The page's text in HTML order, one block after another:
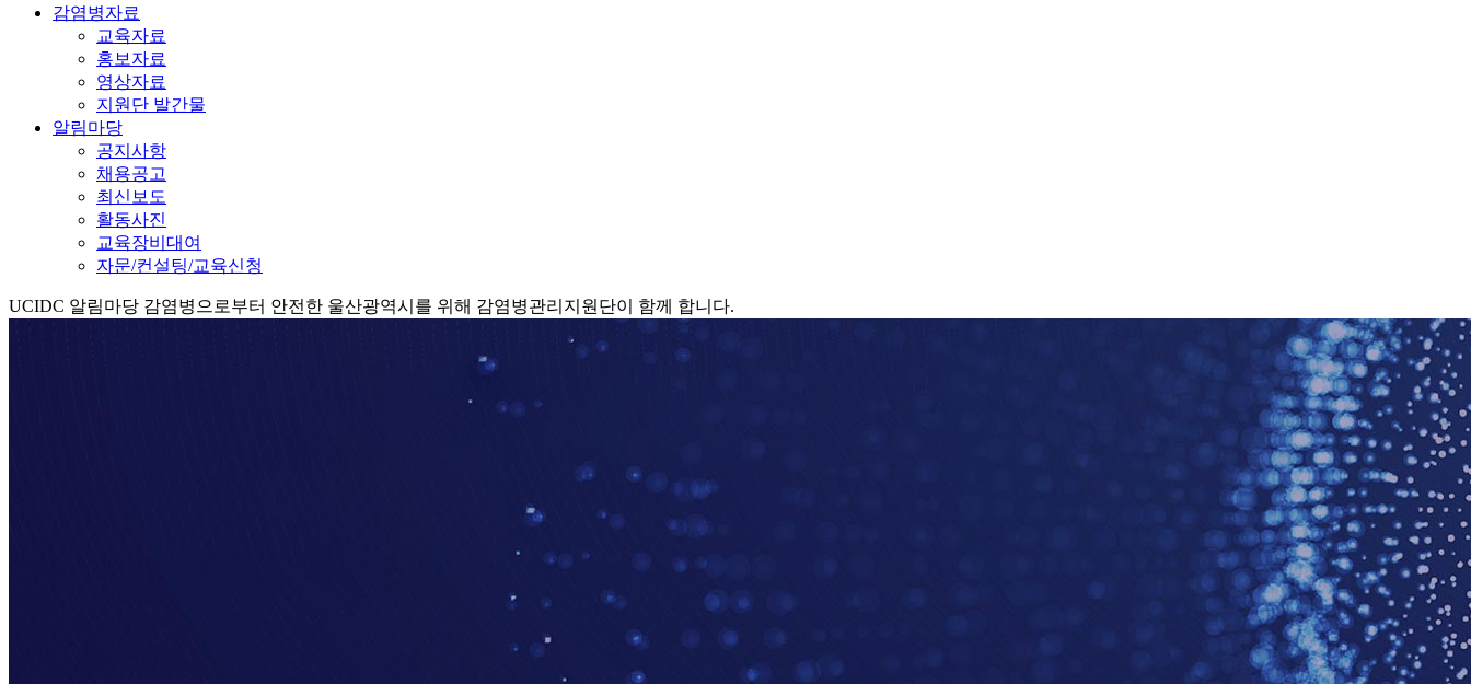
감염병자료
교육자료
홍보자료
영상자료
지원단 발간물
알림마당
공지사항
채용공고
최신보도
활동사진
교육장비대여
자문/컨설팅/교육신청
UCIDC 알림마당 감염병으로부터 안전한 울산광역시를 위해 감염병관리지원단이 함께 합니다.